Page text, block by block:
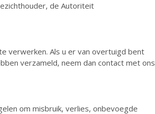
de Autoriteit
verwerken. Als u er van overtuigd bent
verzameld, neem dan contact met ons
om misbruik, verlies, onbevoegde